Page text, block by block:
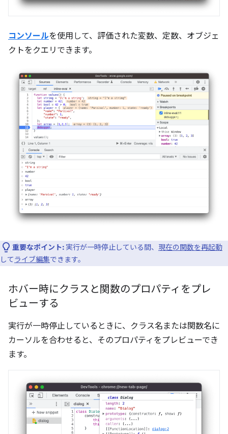
コンソールを使用して、評価された変数、定数、オブジェ
クトをクエリできます。
重要なポイント: 実行が一時停止している間、 現在の関数を再起動
してライブ編集できます。
ホバー時にクラスと関数のプロパティをプレ
ビューする
実行が一時停止しているときに、クラス名または関数名に
カーソルを合わせると、そのプロパティをプレビューでき
ます。